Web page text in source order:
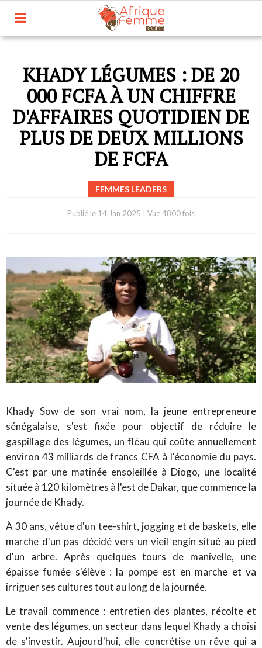
KHADY LÉGUMES : DE 20
000 FCFA À UN CHIFFRE
D'AFFAIRES QUOTIDIEN DE
PLUS DE DEUX MILLIONS
DE FCFA
FEMMES LEADERS
Publié le 14 Jan 2025 Vue 4800 fois
Khady Sow de son vrai nom, la jeune entrepreneure
sénégalaise, s'est fixée pour objectif de réduire le
gaspillage des légumes, un fléau qui coûte annuellement
environ 43 milliards de francs CFA à l'économie du pays.
C'est par une matinée ensoleillée à Diogo, une localité
située à 120 kilomètres à l'est de Dakar, que commence la
journée de Khady.
À 30 ans, vêtue d'un tee-shirt, jogging et de baskets, elle
marche d'un pas décidé vers un vieil engin situé au pied
d'un arbre. Après quelques tours de manivelle, une
épaisse fumée s'élève : la pompe est en marche et va
irriguer ses cultures tout au long de la journée.
Le travail commence : entretien des plantes, récolte et
vente des légumes, un secteur dans lequel Khady a choisi
de s'investir. Aujourd'hui, elle concrétise un rêve qui a